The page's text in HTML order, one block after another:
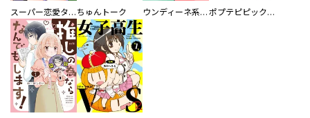
スーパー恋愛タイム！～現場でドＳな彼女は自宅でデレる～ ちゅんトーク ウンディーネ系彼氏 ポプテピピック SEASON EIGHT